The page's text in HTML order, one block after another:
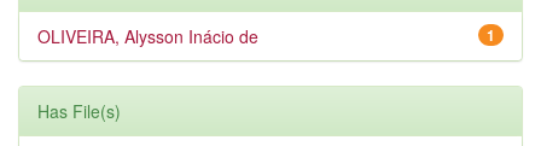
1
OLIVEIRA, Alysson Inácio de
Has File(s)